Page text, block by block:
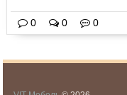
0 0 0